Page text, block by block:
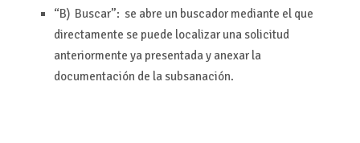
“B) Buscar”: se abre un buscador mediante el que
directamente se puede localizar una solicitud
anteriormente ya presentada y anexar la
documentación de la subsanación.